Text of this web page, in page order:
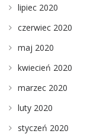
lipiec 2020
czerwiec 2020
maj 2020
kwiecień 2020
marzec 2020
luty 2020
styczeń 2020